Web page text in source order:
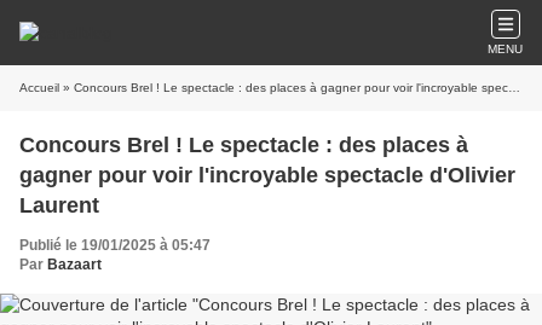
MENU
Accueil » Concours Brel ! Le spectacle : des places à gagner pour voir l'incroyable spectacle d'Olivier Laurent
Concours Brel ! Le spectacle : des places à
gagner pour voir l'incroyable spectacle d'Olivier
Laurent
Publié le 19/01/2025 à 05:47
Par Bazaart